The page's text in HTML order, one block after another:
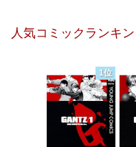
人気コミックランキ
1位